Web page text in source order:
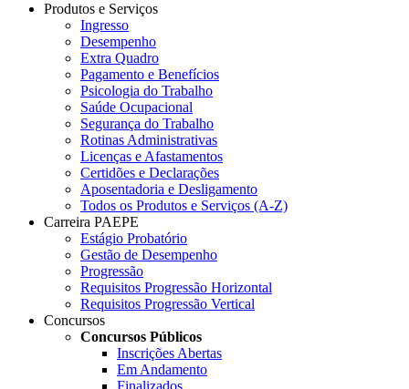
Produtos e Serviços
Ingresso
Desempenho
Extra Quadro
Pagamento e Benefícios
Psicologia do Trabalho
Saúde Ocupacional
Segurança do Trabalho
Rotinas Administrativas
Licenças e Afastamentos
Certidões e Declarações
Aposentadoria e Desligamento
Todos os Produtos e Serviços (A-Z)
Carreira PAEPE
Estágio Probatório
Gestão de Desempenho
Progressão
Requisitos Progressão Horizontal
Requisitos Progressão Vertical
Concursos
Concursos Públicos
Inscrições Abertas
Em Andamento